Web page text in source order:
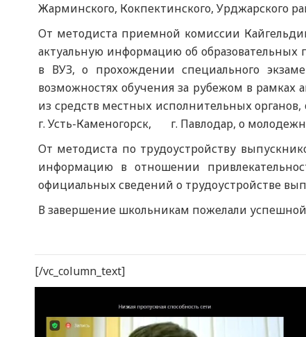
Жарминского, Кокпектинского, Урджарского
От методиста приемной комиссии
актуальную информацию об образовательных
в ВУЗ, о прохождении специального
возможностях обучения за рубежом в
из средств местных исполнительных
г. Усть-Каменогорск, г. Павлодар, о
От методиста по трудоустройству
информацию в отношении
официальных сведений о трудоустройстве
В завершение школьникам пожелали
[/vc_column_text]